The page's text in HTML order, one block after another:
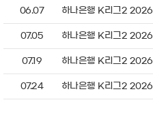
06.07 하나은행 K리그2 2026
07.05 하나은행 K리그2 2026
07.19 하나은행 K리그2 2026
07.24 하나은행 K리그2 2026